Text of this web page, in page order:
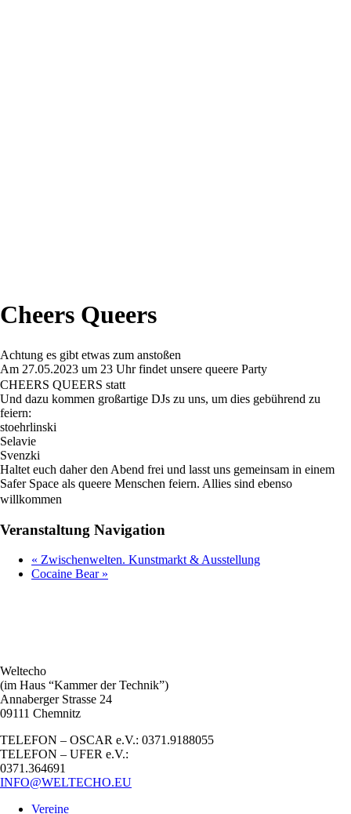
Cheers Queers
Achtung es gibt etwas zum anstoßen
Am 27.05.2023 um 23 Uhr findet unsere queere Party
CHEERS QUEERS statt
Und dazu kommen großartige DJs zu uns, um dies gebührend zu
feiern:
stoehrlinski
Selavie
Svenzki
Haltet euch daher den Abend frei und lasst uns gemeinsam in einem
Safer Space als queere Menschen feiern. Allies sind ebenso
willkommen
Veranstaltung Navigation
« Zwischenwelten. Kunstmarkt & Ausstellung
Cocaine Bear »
Weltecho
(im Haus “Kammer der Technik”)
Annaberger Strasse 24
09111 Chemnitz
TELEFON – OSCAR e.V.: 0371.9188055
TELEFON – UFER e.V.:
0371.364691
INFO@WELTECHO.EU
Vereine